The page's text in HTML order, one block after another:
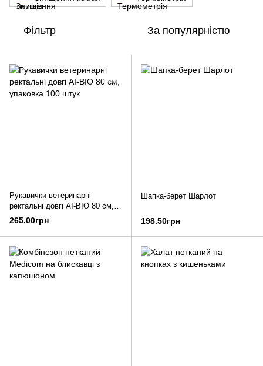
Фільтр За популярністю
Рукавички ветеринарні
ректальні довгі AI-BIO 80 см,
упаковка 100 штук
265.00грн
Шапка-берет Шарлот
198.50грн